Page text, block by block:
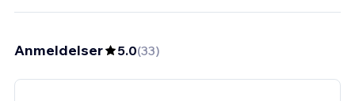
Anmeldelser 5.0(33)